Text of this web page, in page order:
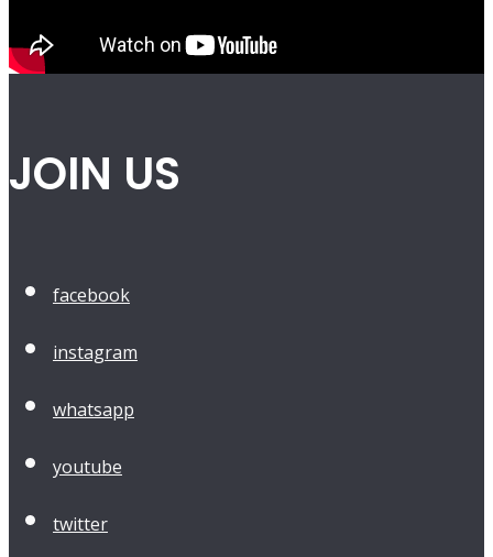
JOIN US
facebook
instagram
whatsapp
youtube
twitter